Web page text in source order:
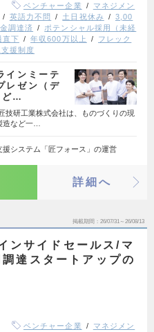
ベンチャー企業
マネジメン
英語力不問 土日祝休み
3,00
調達済
ポテンシャル採用（未経
直下 年収600万以上
フレック
援制度
インミーテ
レゼン（デ
ど…
技研⼯業株式会社は、ものづくりの現
造など⼀…
システム「匠フォース」の運営
詳細へ
掲載期間 26/07/31～26/08/13
ンサイドセールス/マ
達スタートアップの
ベンチャー企業
マネジメン